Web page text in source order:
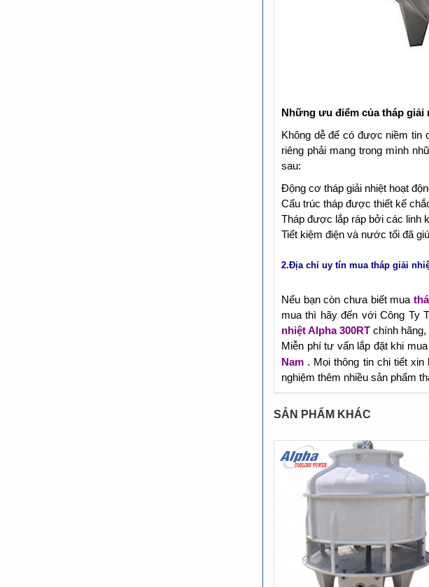
Những ưu điểm của tháp giải
Không dễ để có được niềm tin
riêng phải mang trong mình
sau:
Động cơ tháp giải nhiệt hoạt
Cấu trúc tháp được thiết kế
Tháp được lắp ráp bởi các linh
Tiết kiệm điện và nước tối đã
2.Địa chỉ uy tín mua tháp giải
Nếu bạn còn chưa biết mua
mua thì hãy đến với Công Ty
nhiệt Alpha 300RT chính
Miễn phí tư vấn lắp đặt khi mua
Nam . Mọi thông tin chi tiết xin
nghiệm thêm nhiều sản phẩm
SẢN PHẨM KHÁC